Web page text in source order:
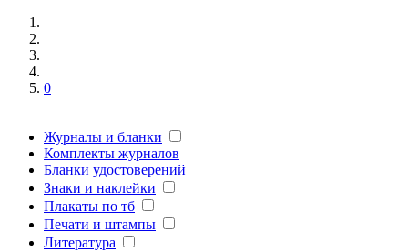
0
Журналы и бланки
Комплекты журналов
Бланки удостоверений
Знаки и наклейки
Плакаты по тб
Печати и штампы
Литература